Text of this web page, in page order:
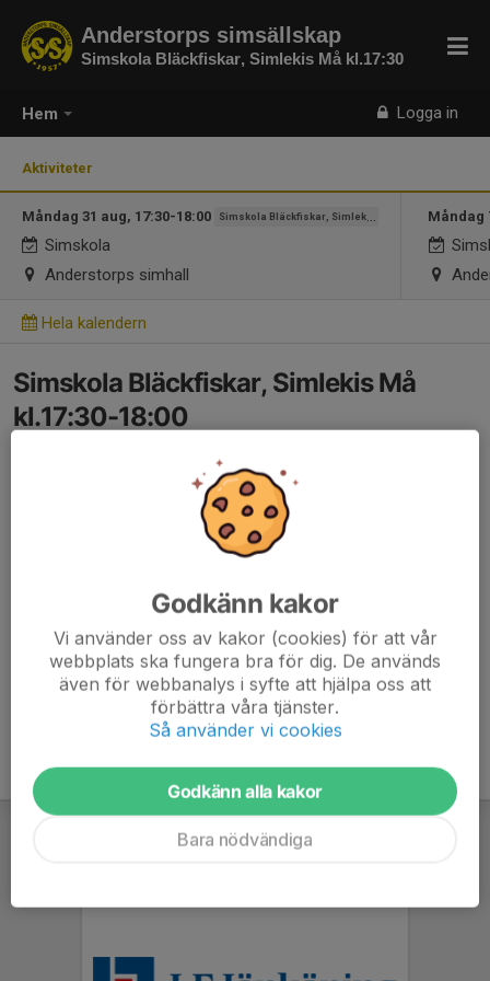
Hem Logga in
Anderstorps simsällskap
Simskola Bläckfiskar, Simlekis Må kl.17:30
Aktiviteter
Måndag 31 aug, 17:30-18:00 Simskola Bläckfiskar, Simlekis Må kl.17:30
Simskola
Anderstorps simhall
Måndag
Hela kalendern
Simskola Bläckfiskar, Simlekis Må
kl.17:30-18:00
I simskolan, simlekis grundläggs kunskaper för vattenvana och
vattensäkerhet genom samvaro, lek och lärande. Vi utgår från
Svenska Simlinjens riktlinjer.
Ledare: Karolina Bergenholtz, Ida Brodèn
Läs mer
Godkänn kakor
Vi använder oss av kakor (cookies) för att vår
webbplats ska fungera bra för dig. De används
även för webbanalys i syfte att hjälpa oss att
förbättra våra tjänster.
Så använder vi cookies
Godkänn alla kakor
Bara nödvändiga